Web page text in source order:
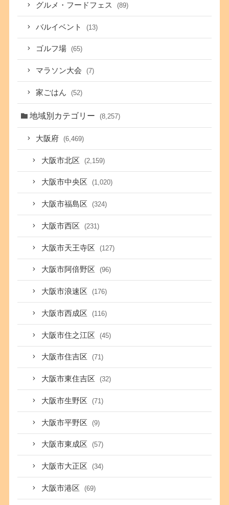
グルメ・フードフェス (89)
バルイベント (13)
ゴルフ場 (65)
マラソン大会 (7)
家ごはん (52)
地域別カテゴリー (8,257)
大阪府 (6,469)
大阪市北区 (2,159)
大阪市中央区 (1,020)
大阪市福島区 (324)
大阪市西区 (231)
大阪市天王寺区 (127)
大阪市阿倍野区 (96)
大阪市浪速区 (176)
大阪市西成区 (116)
大阪市住之江区 (45)
大阪市住吉区 (71)
大阪市東住吉区 (32)
大阪市生野区 (71)
大阪市平野区 (9)
大阪市東成区 (57)
大阪市大正区 (34)
大阪市港区 (69)